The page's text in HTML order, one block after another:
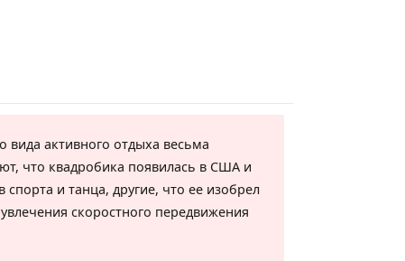
вида активного отдыха весьма
что квадробика появилась в США и
и танца, другие, что ее изобрел
скоростного передвижения